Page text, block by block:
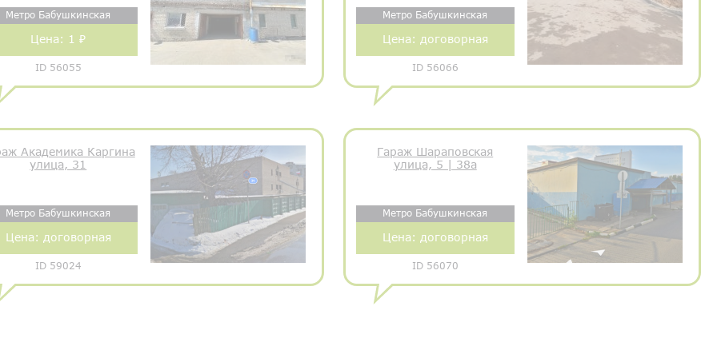
Метро Бабушкинская
Цена: 1 ₽
ID 56055
Метро Бабушкинская
Цена: договорная
ID 56066
Академика Каргина
улица, 31
Метро Бабушкинская
Цена: договорная
ID 59024
Гараж Шараповская
улица, 5 | 38а
Метро Бабушкинская
Цена: договорная
ID 56070